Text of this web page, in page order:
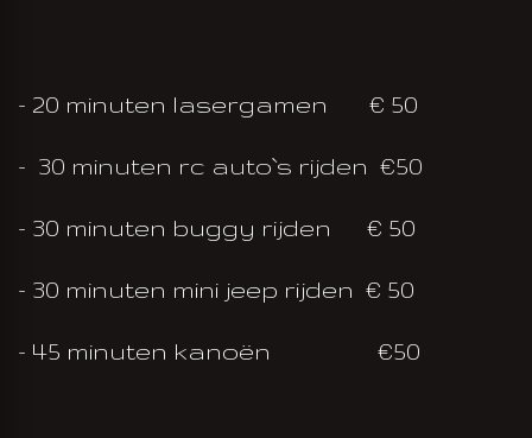
- 20 minuten lasergamen € 50
- 30 minuten rc auto`s rijden €50
- 30 minuten buggy rijden € 50
- 30 minuten mini jeep rijden € 50
- 45 minuten kanoën €50